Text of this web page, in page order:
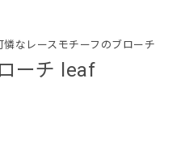
ーチ leaf
なレースモチーフのブローチ